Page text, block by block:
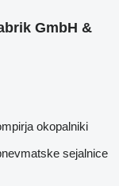
GmbH &
okopalniki
sejalnice